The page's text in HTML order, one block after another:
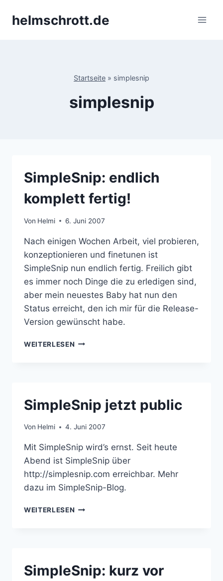
Inhalthelmschrott.de
Startseite » simplesnip
simplesnip
SimpleSnip: endlich
komplett fertig!
Von Helmi 6. Juni 2007
Nach einigen Wochen Arbeit, viel probieren,
konzeptionieren und finetunen ist
SimpleSnip nun endlich fertig. Freilich gibt
es immer noch Dinge die zu erledigen sind,
aber mein neuestes Baby hat nun den
Status erreicht, den ich mir für die Release-
Version gewünscht habe.
WEITERLESEN SIMPLESNIP:
SimpleSnip jetzt public
Von Helmi 4. Juni 2007
Mit SimpleSnip wird’s ernst. Seit heute
Abend ist SimpleSnip über
http://simplesnip.com erreichbar. Mehr
dazu im SimpleSnip-Blog.
WEITERLESEN SIMPLESNIP
SimpleSnip: kurz vor